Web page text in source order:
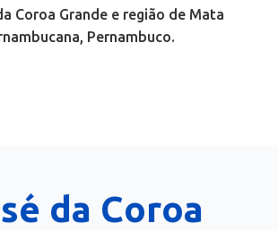
Coroa Grande e região de Mata
Pernambuco.
da Coroa